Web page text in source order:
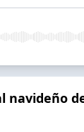
navideño